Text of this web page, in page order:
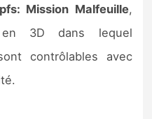
Mission Malfeuille,
3D dans lequel
contrôlables avec